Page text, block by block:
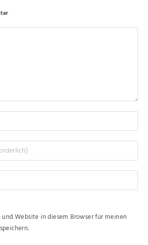
und Website in diesem Browser für meinen